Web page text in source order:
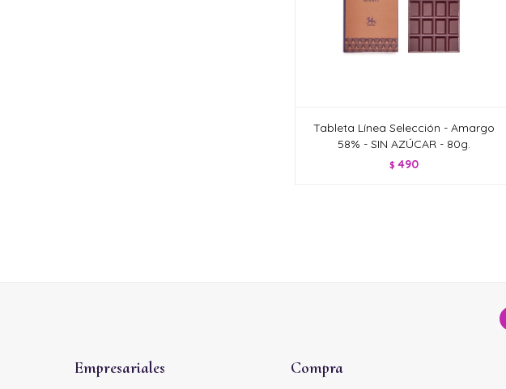
Tableta Línea Selección - Amargo
58% - SIN AZÚCAR - 80g.
$ 490
Empresariales Compra